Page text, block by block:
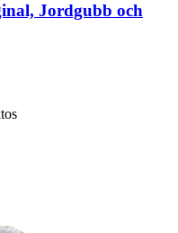
Jordgubb och